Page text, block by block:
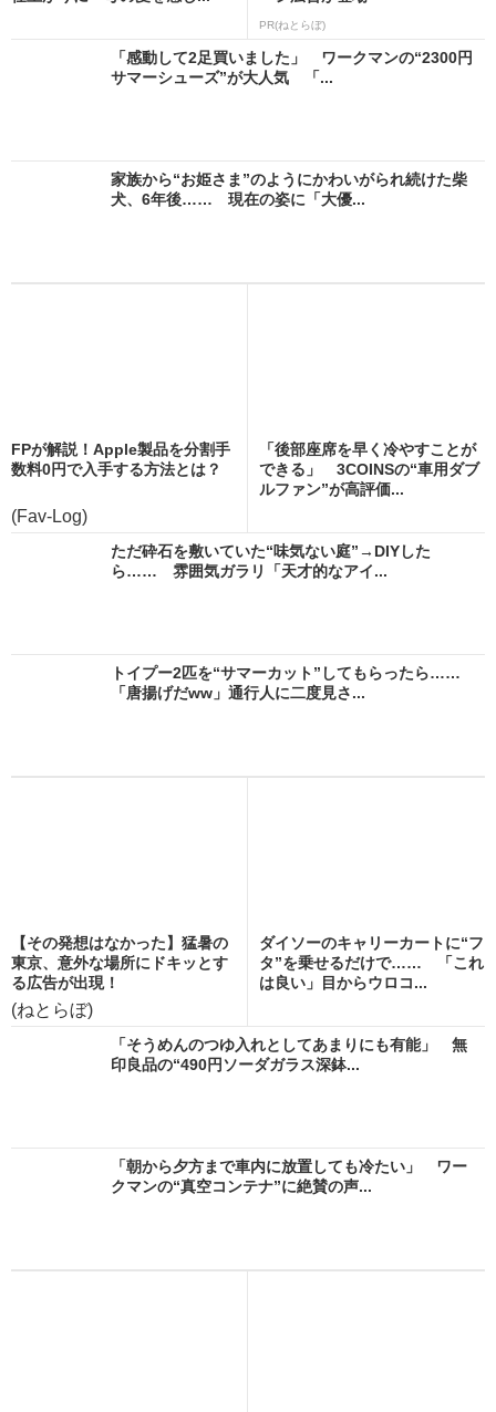
PR(ねとらぼ)
「感動して2足買いました」 ワークマンの“2300円
サマーシューズ”が大人気 「...
家族から“お姫さま”のようにかわいがられ続けた柴
犬、6年後…… 現在の姿に「大優...
FPが解説！Apple製品を分割手
数料0円で入手する方法とは？
(Fav-Log)
「後部座席を早く冷やすことが
できる」 3COINSの“車用ダブ
ルファン”が高評価...
ただ砕石を敷いていた“味気ない庭”→DIYした
ら…… 雰囲気ガラリ「天才的なアイ...
トイプー2匹を“サマーカット”してもらったら……
「唐揚げだww」通行人に二度見さ...
【その発想はなかった】猛暑の
東京、意外な場所にドキッとす
る広告が出現！
(ねとらぼ)
ダイソーのキャリーカートに“フ
タ”を乗せるだけで…… 「これ
は良い」目からウロコ...
「そうめんのつゆ入れとしてあまりにも有能」 無
印良品の“490円ソーダガラス深鉢...
「朝から夕方まで車内に放置しても冷たい」 ワー
クマンの“真空コンテナ”に絶賛の声...